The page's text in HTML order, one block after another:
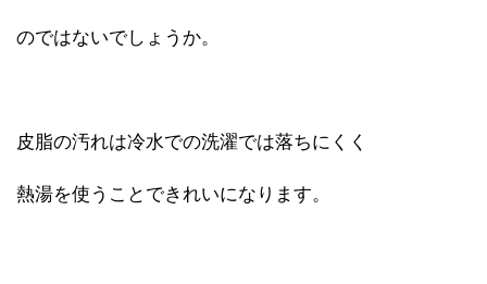
のではないでしょうか。
皮脂の汚れは冷水での洗濯では落ちにくく
熱湯を使うことできれいになります。